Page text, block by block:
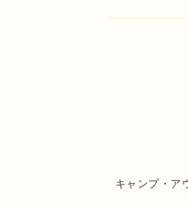
キャンプ・ア